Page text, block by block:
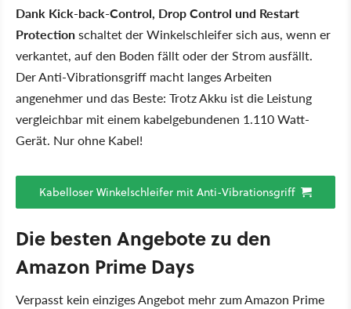
Dank Kick-back-Control, Drop Control und Restart
Protectionschaltet der Winkelschleifer sich aus, wenn er
verkantet, auf den Boden fällt oder der Strom ausfällt.
Der Anti-Vibrationsgriff macht langes Arbeiten
angenehmer und das Beste: Trotz Akku ist die Leistung
vergleichbar mit einem kabelgebundenen 1.110 Watt-
Gerät. Nur ohne Kabel!
Kabelloser Winkelschleifer mit Anti-Vibrationsgriff
Die besten Angebote zu den
Amazon Prime Days
Verpasst kein einziges Angebot mehr zum Amazon Prime